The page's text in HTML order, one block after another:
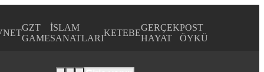
GZT
GAME
İSLAM
SANATLARI
KETEBE
GERÇEK
HAYAT
POST
ÖYKÜ